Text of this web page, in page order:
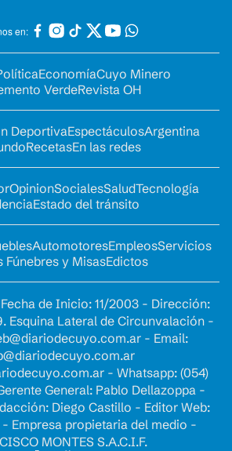
en:
EconomíaCuyo Minero
VerdeRevista OH
DeportivaEspectáculosArgentina
RecetasEn las redes
OpinionSocialesSaludTecnología
Estado del tránsito
AutomotoresEmpleosServicios
Fúnebres y MisasEdictos
de Inicio: 11/2003 - Dirección:
Esquina Lateral de Circunvalación -
- Email:
- Whatsapp: (054)
General: Pablo Dellazoppa -
Diego Castillo - Editor Web:
Empresa propietaria del medio -
MONTES S.A.C.I.F.